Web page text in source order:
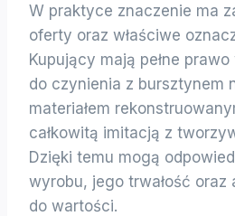
W praktyce znaczenie ma
oferty oraz właściwe
Kupujący mają pełne
do czynienia z bursztynem
materiałem
całkowitą imitacją z
Dzięki temu mogą
wyrobu, jego trwałość
do wartości.